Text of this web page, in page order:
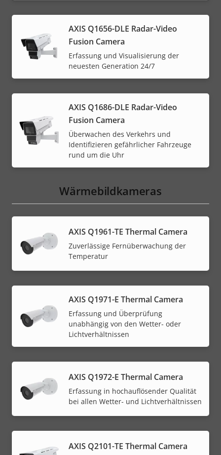
AXIS Q1656-DLE Radar-Video
Fusion Camera
Erfassung und Visualisierung der
neuesten Generation 24/7
AXIS Q1686-DLE Radar-Video
Fusion Camera
Überwachen des Verkehrs und
Identifizieren gefährlicher Fahrzeuge
rund um die Uhr
Wärmebildkameras
AXIS Q1961-TE Thermal Camera
Zuverlässige Fernüberwachung der
Temperatur
AXIS Q1971-E Thermal Camera
Erfassung und Überprüfung
unabhängig von den Wetter- oder
Lichtverhältnissen
AXIS Q1972-E Thermal Camera
Erfassung in hochauflösender Qualität
bei allen Wetter- und Lichtverhältnissen
AXIS Q2101-TE Thermal Camera